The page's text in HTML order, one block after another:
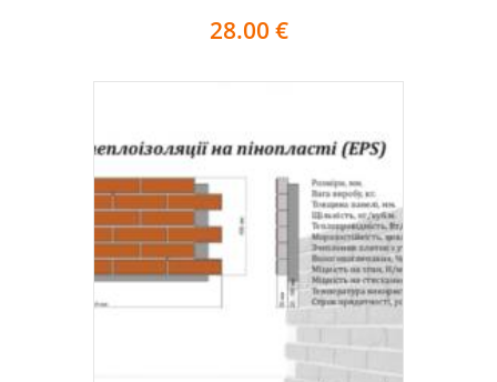
28.00 €